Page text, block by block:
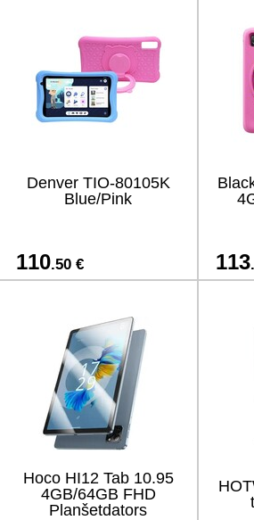
Denver TIO-80105K
Blue/Pink
110.50 € 113
Hoco HI12 Tab 10.95
4GB/64GB FHD
Planšetdators